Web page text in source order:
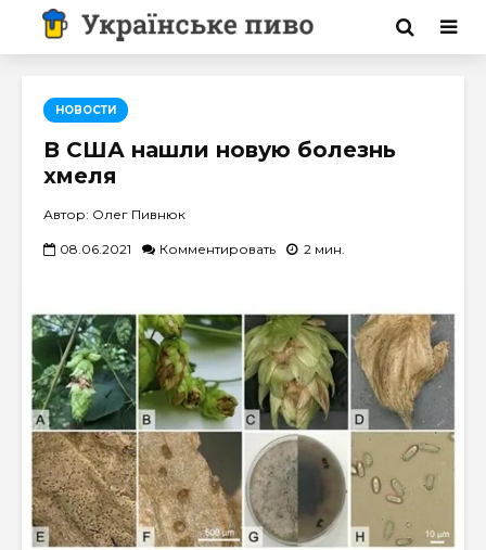
НОВОСТИ
В США нашли новую болезнь
хмеля
Автор: Олег Пивнюк
08.06.2021 Комментировать 2 мин.